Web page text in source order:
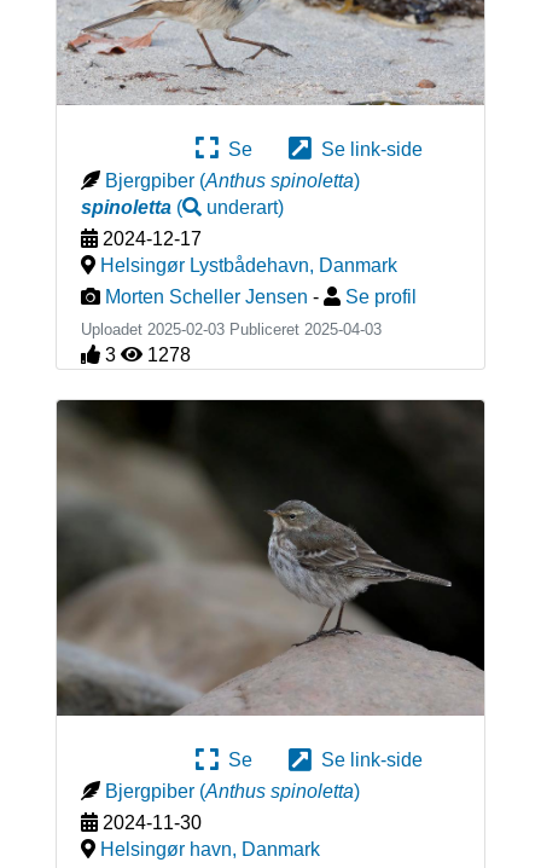
Se
Se link-side
Bjergpiber (Anthus spinoletta)
spinoletta( underart)
2024-12-17
Helsingør Lystbådehavn, Danmark
Morten Scheller Jensen - Se profil
Uploadet 2025-02-03 Publiceret 2025-04-03
3 1278
Se
Se link-side
Bjergpiber (Anthus spinoletta)
2024-11-30
Helsingør havn, Danmark